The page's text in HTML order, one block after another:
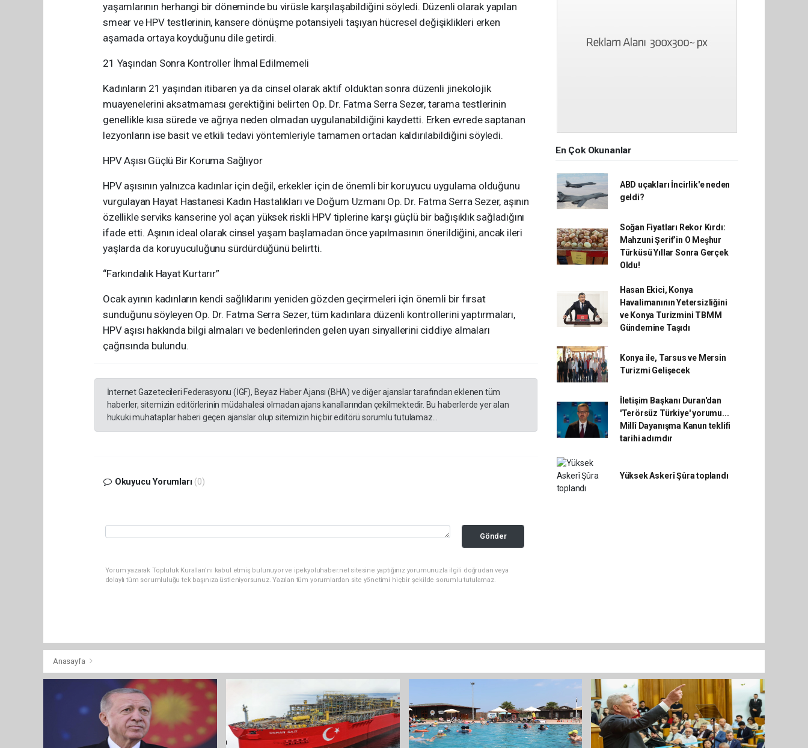
yaşamlarının herhangi bir döneminde bu virüsle karşılaşabildiğini söyledi. Düzenli olarak yapılan
smear ve HPV testlerinin, kansere dönüşme potansiyeli taşıyan hücresel değişiklikleri erken
aşamada ortaya koyduğunu dile getirdi.
21 Yaşından Sonra Kontroller İhmal Edilmemeli
Kadınların 21 yaşından itibaren ya da cinsel olarak aktif olduktan sonra düzenli jinekolojik
muayenelerini aksatmaması gerektiğini belirten Op. Dr. Fatma Serra Sezer, tarama testlerinin
genellikle kısa sürede ve ağrıya neden olmadan uygulanabildiğini kaydetti. Erken evrede saptanan
lezyonların ise basit ve etkili tedavi yöntemleriyle tamamen ortadan kaldırılabildiğini söyledi.
HPV Aşısı Güçlü Bir Koruma Sağlıyor
HPV aşısının yalnızca kadınlar için değil, erkekler için de önemli bir koruyucu uygulama olduğunu
vurgulayan Hayat Hastanesi Kadın Hastalıkları ve Doğum Uzmanı Op. Dr. Fatma Serra Sezer, aşının
özellikle serviks kanserine yol açan yüksek riskli HPV tiplerine karşı güçlü bir bağışıklık sağladığını
ifade etti. Aşının ideal olarak cinsel yaşam başlamadan önce yapılmasının önerildiğini, ancak ileri
yaşlarda da koruyuculuğunu sürdürdüğünü belirtti.
“Farkındalık Hayat Kurtarır”
Ocak ayının kadınların kendi sağlıklarını yeniden gözden geçirmeleri için önemli bir fırsat
sunduğunu söyleyen Op. Dr. Fatma Serra Sezer, tüm kadınlara düzenli kontrollerini yaptırmaları,
HPV aşısı hakkında bilgi almaları ve bedenlerinden gelen uyarı sinyallerini ciddiye almaları
çağrısında bulundu.
İnternet Gazetecileri Federasyonu (İGF), Beyaz Haber Ajansı (BHA) ve diğer ajanslar tarafından eklenen tüm
haberler, sitemizin editörlerinin müdahalesi olmadan ajans kanallarından çekilmektedir. Bu haberlerde yer alan
hukuki muhataplar haberi geçen ajanslar olup sitemizin hiç bir editörü sorumlu tutulamaz...
Okuyucu Yorumları (0)
Gönder
Yorum yazarak Topluluk Kuralları’nı kabul etmiş bulunuyor ve ipekyoluhaber.net sitesine yaptığınız yorumunuzla ilgili doğrudan veya
dolaylı tüm sorumluluğu tek başınıza üstleniyorsunuz. Yazılan tüm yorumlardan site yönetimi hiçbir şekilde sorumlu tutulamaz.
En Çok Okunanlar
ABD uçakları İncirlik'e neden
geldi?
Soğan Fiyatları Rekor Kırdı:
Mahzuni Şerif’in O Meşhur
Türküsü Yıllar Sonra Gerçek
Oldu!
Hasan Ekici, Konya
Havalimanının Yetersizliğini
ve Konya Turizmini TBMM
Gündemine Taşıdı
Konya ile, Tarsus ve Mersin
Turizmi Gelişecek
İletişim Başkanı Duran'dan
'Terörsüz Türkiye' yorumu...
Millî Dayanışma Kanun teklifi
tarihi adımdır
Yüksek Askerî Şûra toplandı
Anasayfa